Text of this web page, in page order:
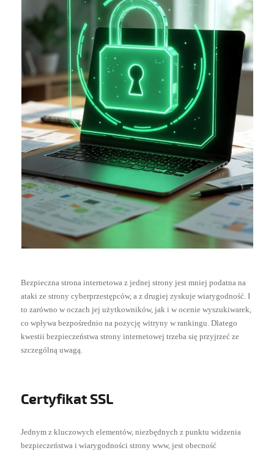
Bezpieczna strona internetowa z jednej strony jest mniej podatna na
ataki ze strony cyberprzestępców, a z drugiej zyskuje wiarygodność. I
to zarówno w oczach jej użytkowników, jak i w ocenie wyszukiwarek,
co wpływa bezpośrednio na pozycję witryny w rankingu. Dlatego
kwestii bezpieczeństwa strony internetowej trzeba się przyjrzeć ze
szczególną uwagą.
Certyfikat SSL
Jednym z kluczowych elementów, niezbędnych z punktu widzenia
bezpieczeństwa i wiarygodności strony www, jest obecność